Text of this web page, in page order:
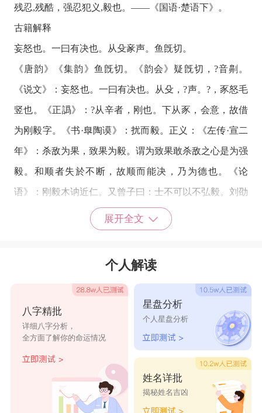
残忍,残酷，强忍犯义,毅也。——《国语·楚语下》。
古籍解释
妄怒也。一曰有决也。从殳豙声。鱼旣切。
《唐韵》《集韵》鱼旣切。《韵会》疑旣切，?音劓。
《说文》：妄怒也。一曰有决也。从殳，?声。?，豕怒毛
竖也。《正譌》：?从辛者，刚也。下从豕，会意，故借
为刚毅字。《书·臯陶谟》：扰而毅。正义：《左传·宣二
年》：杀敌为果，致果为毅。谓为致果敢杀敌之心是为强
毅。和顺者失於不断，故顺而能决，乃为德也。《论
语》：刚毅木讷近仁。又曾子曰：士不可以不弘毅。刘劭
《人物志》：温直而扰毅，木之德也。刚塞而弘毅，金之
德也。又州名。《舆地广记》：武州，唐末置，领文德一
於鬭也。见张华《禽经》。又弈法，毅，提也。棋死而结
局曰毅，旣毅而随手曰复毅。俗又谓之提。见徐铉《围棋
义例》。隶作?。
毅可以取什么名字
毅祥 毅景 皓毅
浩毅
忻毅
瑾毅
毅龙 泓毅
佳毅
展开全文
个人解读
八字精批
详细八字分析，
全方面了解你的命运情况
星盘分析
个人星盘分析
姓名详批
揭秘姓名吉凶